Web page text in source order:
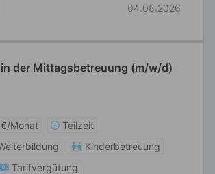
04.08.2026
der Mittagsbetreuung (m/w/d)
Monat
Teilzeit
Kinderbetreuung
Tarifvergütung